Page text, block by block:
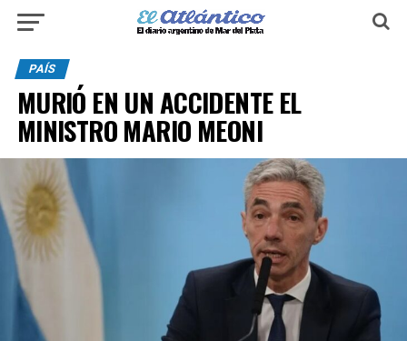
PAÍS
MURIÓ EN UN ACCIDENTE EL
MINISTRO MARIO MEONI